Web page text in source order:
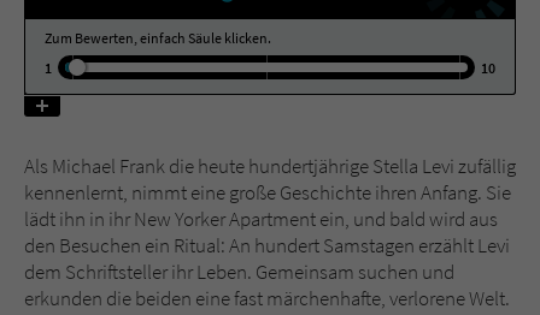
Zum Bewerten, einfach Säule klicken.
1
10
Als Michael Frank die heute hundertjährige Stella Levi zufällig
kennenlernt, nimmt eine große Geschichte ihren Anfang. Sie
lädt ihn in ihr New Yorker Apartment ein, und bald wird aus
den Besuchen ein Ritual: An hundert Samstagen erzählt Levi
dem Schriftsteller ihr Leben. Gemeinsam suchen und
erkunden die beiden eine fast märchenhafte, verlorene Welt.
Name tx_pwcomments_ahash
Anbieter
Laufzeit 1 Jahr
Zweck Cookie für Kommentare einzelner Buchtitel
Name fe_typo_user